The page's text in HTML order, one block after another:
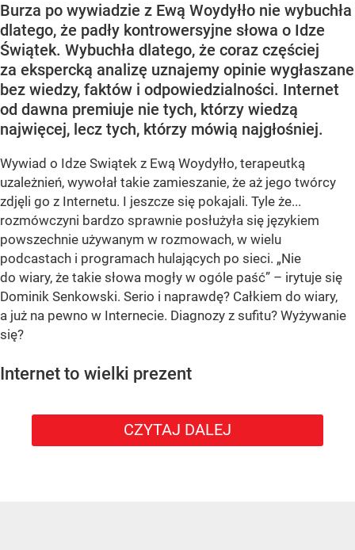
Burza po wywiadzie z Ewą Woydyłło nie wybuchła
dlatego, że padły kontrowersyjne słowa o Idze
Świątek. Wybuchła dlatego, że coraz częściej
za ekspercką analizę uznajemy opinie wygłaszane
bez wiedzy, faktów i odpowiedzialności. Internet
od dawna premiuje nie tych, którzy wiedzą
najwięcej, lecz tych, którzy mówią najgłośniej.
Wywiad o Idze Swiątek z Ewą Woydyłło, terapeutką
uzależnień, wywołał takie zamieszanie, że aż jego twórcy
zdjęli go z Internetu. I jeszcze się pokajali. Tyle że...
rozmówczyni bardzo sprawnie posłużyła się językiem
powszechnie używanym w rozmowach, w wielu
podcastach i programach hulających po sieci. „Nie
do wiary, że takie słowa mogły w ogóle paść” – irytuje się
Dominik Senkowski. Serio i naprawdę? Całkiem do wiary,
a już na pewno w Internecie. Diagnozy z sufitu? Wyżywanie
się?
Internet to wielki prezent
CZYTAJ DALEJ